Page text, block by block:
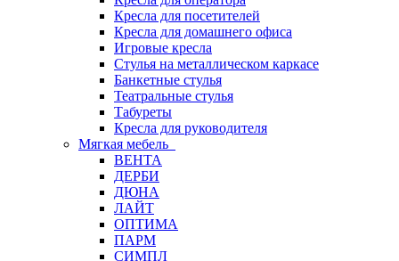
Кресла для посетителей
Кресла для домашнего офиса
Игровые кресла
Стулья на металлическом каркасе
Банкетные стулья
Театральные стулья
Табуреты
Кресла для руководителя
Мягкая мебель
ВЕНТА
ДЕРБИ
ДЮНА
ЛАЙТ
ОПТИМА
ПАРМ
СИМПЛ